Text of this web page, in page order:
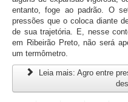
entanto, foge ao padrão. O
pressões que o coloca diante
de sua trajetória. E, nesse
em Ribeirão Preto, não será
um termômetro.
Leia mais: Agro entre